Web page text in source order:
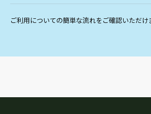
ご利用についての簡単な流れをご確認いただけ